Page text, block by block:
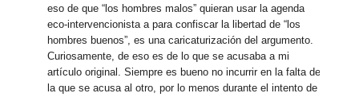
eso de que “los hombres malos” quieran usar la agenda
eco-intervencionista a para confiscar la libertad de “los
hombres buenos”, es una caricaturización del argumento.
Curiosamente, de eso es de lo que se acusaba a mi
artículo original. Siempre es bueno no incurrir en la falta de
la que se acusa al otro, por lo menos durante el intento de